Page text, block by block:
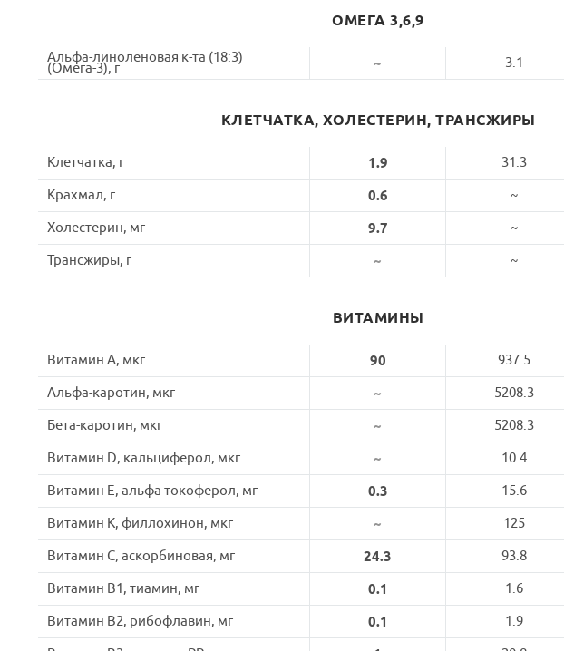
ОМЕГА 3,6,9
Альфа-линоленовая к-та (18:3)
(Омега-3), г ~ 3.1
КЛЕТЧАТКА, ХОЛЕСТЕРИН, ТРАНСЖИРЫ
Клетчатка, г 1.9 31.3
Крахмал, г
0.6 ~
Холестерин, мг
9.7 ~
Трансжиры, г
~ ~
ВИТАМИНЫ
Витамин A, мкг 90 937.5
Альфа-каротин, мкг
~ 5208.3
Бета-каротин, мкг
~ 5208.3
Витамин D, кальциферол, мкг
~ 10.4
Витамин E, альфа токоферол, мг
0.3 15.6
Витамин K, филлохинон, мкг
~ 125
Витамин C, аскорбиновая, мг
24.3 93.8
Витамин B1, тиамин, мг
0.1 1.6
Витамин B2, рибофлавин, мг
0.1 1.9